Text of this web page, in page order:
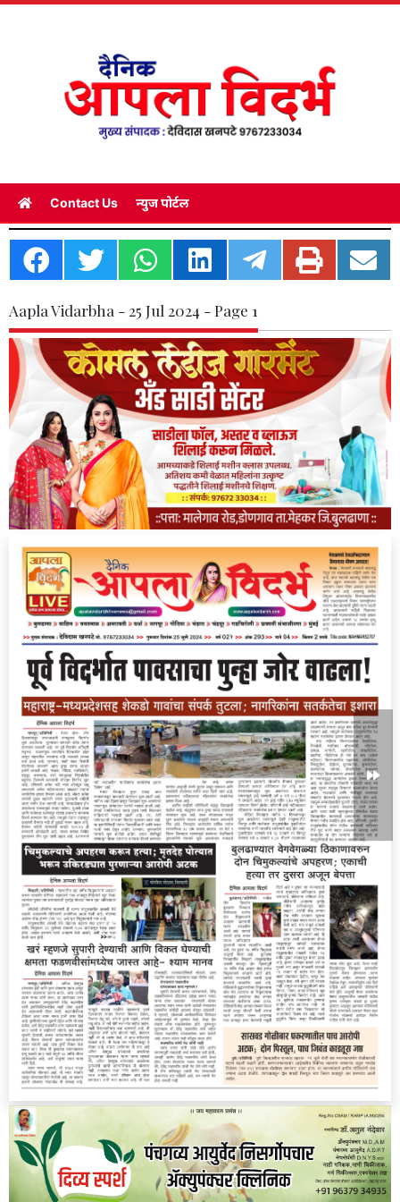
Contact Us न्युज पोर्टल
Aapla Vidarbha - 25 Jul 2024 - Page 1